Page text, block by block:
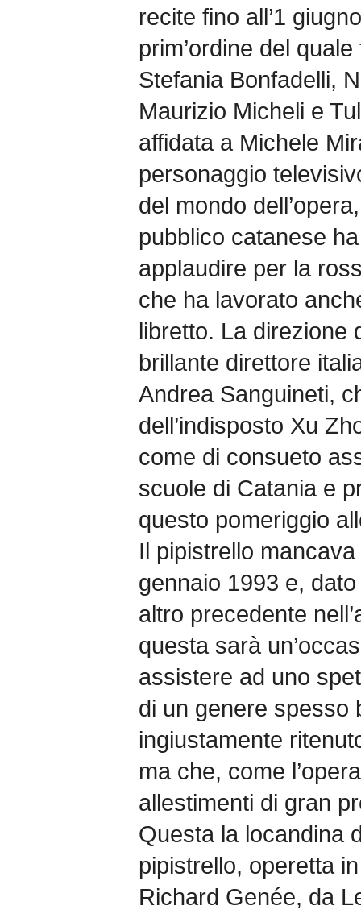
recite fino all’1
prim’ordine del
Stefania Bonfadelli,
Maurizio Micheli e
affidata a Michele
personaggio
del mondo
pubblico catanese
applaudire per la
che ha lavorato
libretto. La direzione
brillante direttore
Andrea Sanguineti,
dell’indisposto Xu
come di consueto
scuole di Catania e
questo pomeriggio
Il pipistrello mancava
gennaio 1993 e,
altro precedente
questa sarà
assistere ad uno
di un genere spesso
ingiustamente
ma che, come
allestimenti di gran
Questa la locandina
pipistrello, operetta
Richard Genée, da